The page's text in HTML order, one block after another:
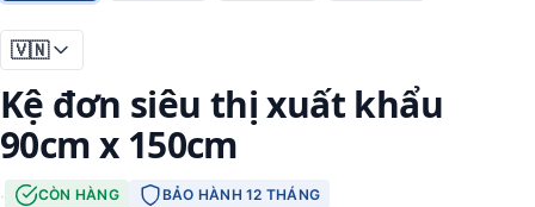
🇻🇳
Kệ đơn siêu thị xuất khẩu
90cm x 150cm
· CÒN HÀNG BẢO HÀNH 12 THÁNG